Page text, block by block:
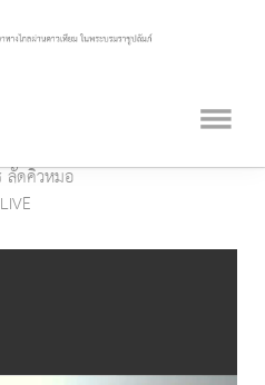
ลัดคิวหมอ